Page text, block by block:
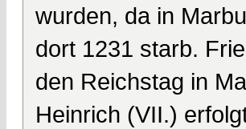
wurden, da in
dort 1231 starb.
den Reichstag in
Heinrich (VII.)